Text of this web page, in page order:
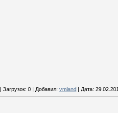
| Загрузок: 0 | Добавил: vmland | Дата: